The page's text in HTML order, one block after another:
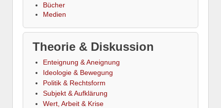
Bücher
Medien
Theorie & Diskussion
Enteignung & Aneignung
Ideologie & Bewegung
Politik & Rechtsform
Subjekt & Aufklärung
Wert, Arbeit & Krise